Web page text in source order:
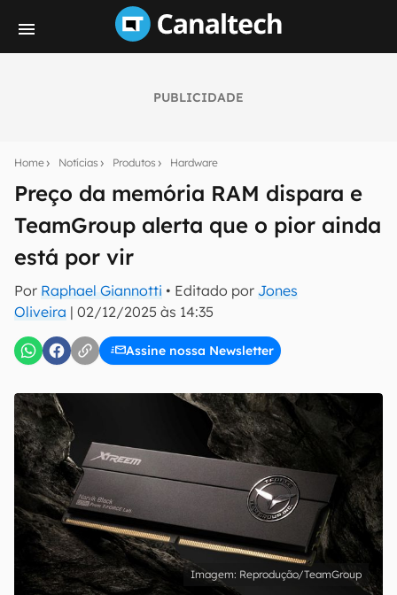
PUBLICIDADE
Home Notícias Produtos Hardware
Preço da memória RAM dispara e
TeamGroup alerta que o pior ainda
está por vir
Por Raphael Giannotti • Editado por Jones
Oliveira | 02/12/2025 às 14:35
Assine nossa Newsletter
notícias e reviews sobre tecnologia em primeira
E-mail
inscreva-se
Confirmo que li, aceito e concordo com os Termos de
Uso e Política de Privacidade do Canaltech.
Reprodução/TeamGroup